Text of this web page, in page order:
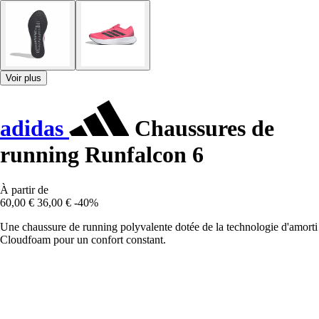
Voir plus
adidas
Chaussures de
running Runfalcon 6
À partir de
60,00 € 36,00 € -40%
Une chaussure de running polyvalente dotée de la technologie d'amorti
Cloudfoam pour un confort constant.